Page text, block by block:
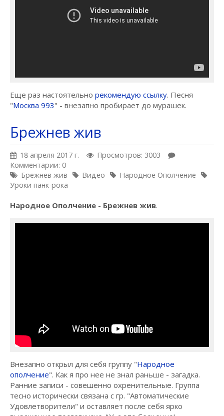
Еще раз настоятельно рекомендую ссылку. Песня
"Москва 993" - внезапно пробирает до мурашек.
Брежнев жив
18 апреля 2017 г.
Просмотров: 3003
Комментарии: 0
Брежнев жив
Видео
Народное Ополчение
Уроки панк-рока
Народное Ополчение - Брежнев жив.
Внезапно открыл для себя группу "Народное
ополчение". Как я про нее не знал раньше - загадка.
Ранние записи - совешенно охренительные. Группа
тесно исторически связана с гр. "Автоматические
Удовлетворители" и оставляет после себя ярко